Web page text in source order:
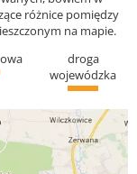
różnice pomiędzy
na mapie.
droga
wojewódzka